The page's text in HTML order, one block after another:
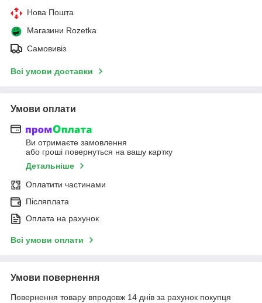
Нова Пошта
Магазини Rozetka
Самовивіз
Всі умови доставки
Умови оплати
Ви отримаєте замовлення
або гроші повернуться на вашу картку
Детальніше
Оплатити частинами
Післяплата
Оплата на рахунок
Всі умови оплати
Умови повернення
Повернення товару впродовж 14 днів за рахунок покупця